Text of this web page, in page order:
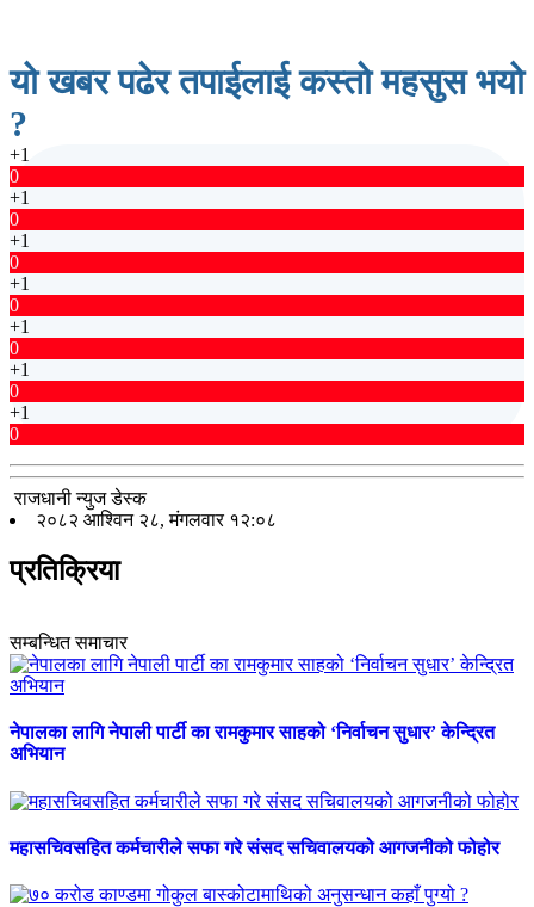
यो खबर पढेर तपाईलाई कस्तो महसुस भयो
?
+1
0
+1
0
+1
0
+1
0
+1
0
+1
0
+1
0
राजधानी न्युज डेस्क
२०८२ आश्विन २८, मंगलवार १२:०८
प्रतिक्रिया
सम्बन्धित समाचार
नेपालका लागि नेपाली पार्टी का रामकुमार साहको ‘निर्वाचन सुधार’ केन्द्रित
अभियान
महासचिवसहित कर्मचारीले सफा गरे संसद सचिवालयको आगजनीको फोहोर